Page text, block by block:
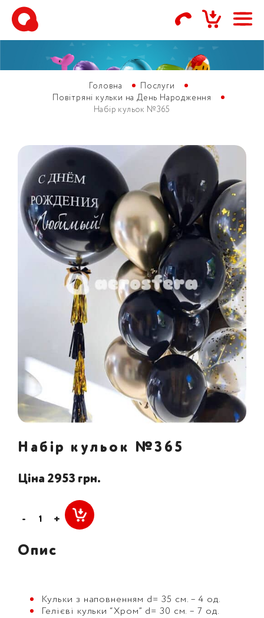
Головна
Послуги
Повітряні кульки на День Народження
Набір кульок №365
Набір кульок №365
Ціна 2953 грн.
- +
Опис
Кульки з наповненням d= 35 см. – 4 од.
Гелієві кульки “Хром” d= 30 см. – 7 од.